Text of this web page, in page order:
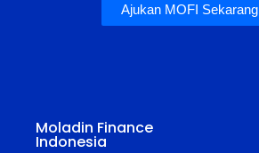
Ajukan MOFI Sekarang
Moladin Finance
Indonesia